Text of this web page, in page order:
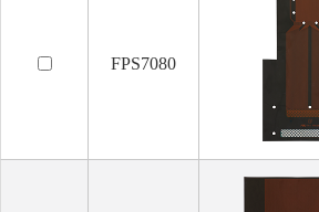
FPS7080